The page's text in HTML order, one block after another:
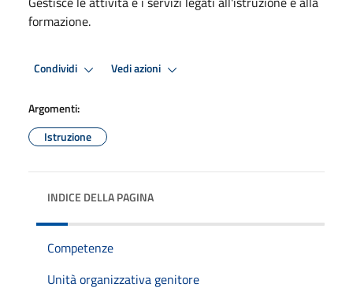
formazione.
Condividi Vedi azioni
Argomenti:
Istruzione
INDICE DELLA PAGINA
Competenze
Unità organizzativa genitore